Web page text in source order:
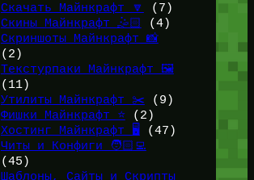
Скачать Майнкрафт 🔽
(7)
Скины Майнкрафт 🤹🏻
(4)
Скриншоты Майнкрафт 📸
(2)
Текстурпаки Майнкрафт 🖼️
(11)
Утилиты Майнкрафт ✂️ (9)
Фишки Майнкрафт ⭐(2)
Хостинг Майнкрафт 🖥️ (47)
Читы и Конфиги 🧑🏻‍💻
(45)
Шаблоны, Сайты и Скрипты